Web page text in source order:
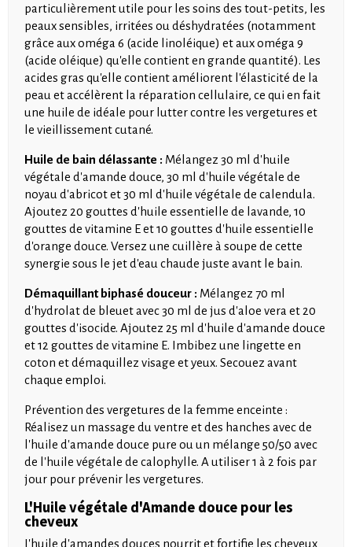
particulièrement utile pour les soins des tout-petits, les
peaux sensibles, irritées ou déshydratées (notamment
grâce aux oméga 6 (acide linoléique) et aux oméga 9
(acide oléique) qu'elle contient en grande quantité). Les
acides gras qu'elle contient améliorent l'élasticité de la
peau et accélèrent la réparation cellulaire, ce qui en fait
une huile de idéale pour lutter contre les vergetures et
le vieillissement cutané.
Huile de bain délassante : Mélangez 30 ml d'huile
végétale d'amande douce, 30 ml d'huile végétale de
noyau d'abricot et 30 ml d'huile végétale de calendula.
Ajoutez 20 gouttes d'huile essentielle de lavande, 10
gouttes de vitamine E et 10 gouttes d'huile essentielle
d'orange douce. Versez une cuillère à soupe de cette
synergie sous le jet d'eau chaude juste avant le bain.
Démaquillant biphasé douceur : Mélangez 70 ml
d'hydrolat de bleuet avec 30 ml de jus d'aloe vera et 20
gouttes d'isocide. Ajoutez 25 ml d'huile d'amande douce
et 12 gouttes de vitamine E. Imbibez une lingette en
coton et démaquillez visage et yeux. Secouez avant
chaque emploi.
Prévention des vergetures de la femme enceinte :
Réalisez un massage du ventre et des hanches avec de
l'huile d'amande douce pure ou un mélange 50/50 avec
de l'huile végétale de calophylle. A utiliser 1 à 2 fois par
jour pour prévenir les vergetures.
L'Huile végétale d'Amande douce pour les
cheveux
L'huile d'amandes douces nourrit et fortifie les cheveux